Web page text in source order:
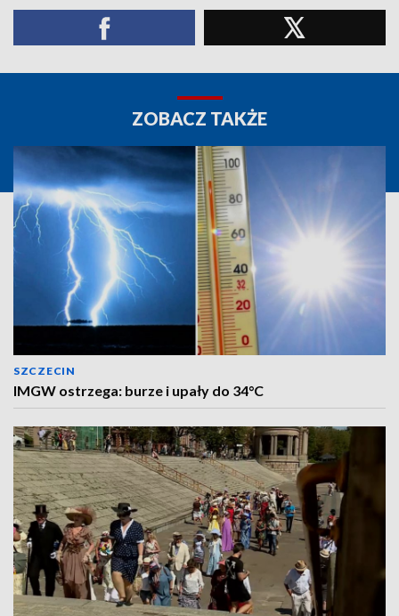
ZOBACZ TAKŻE
SZCZECIN
IMGW ostrzega: burze i upały do 34°C